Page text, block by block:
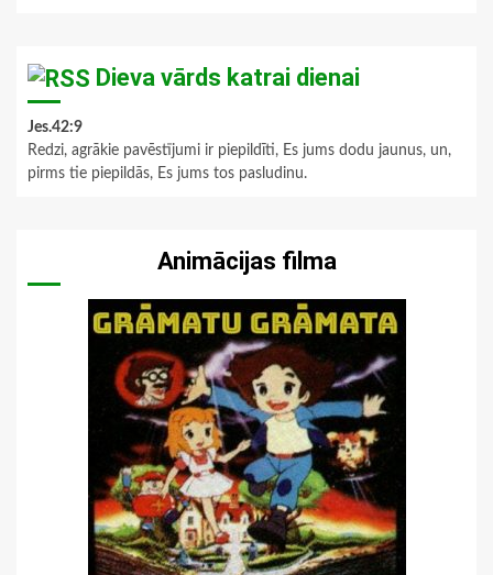
Dieva vārds katrai dienai
Jes.42:9
Redzi, agrākie pavēstījumi ir piepildīti, Es jums dodu jaunus, un,
pirms tie piepildās, Es jums tos pasludinu.
Animācijas filma